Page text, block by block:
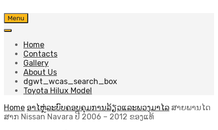
Skip
to
Menu
Home
Contacts
Gallery
About Us
dgwt_wcas_search_box
Toyota Hilux Model
Home ອາໄຫຼ່ລະບົບຄອບຄຸມການລ້ຽວແລະພວງມາໄລ ສາຍພານໄດ
ສາກ Nissan Navara ປີ 2006 – 2012 ຂອງແທ້